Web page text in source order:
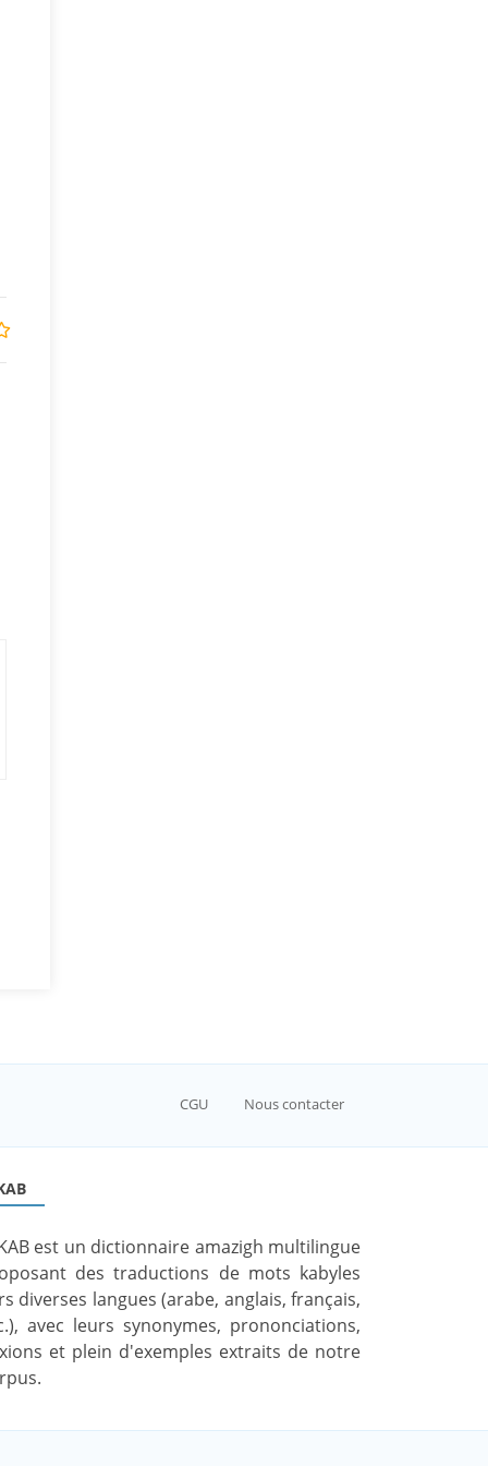
CGU Nous contacter
est un dictionnaire amazigh multilingue
des traductions de mots kabyles
diverses langues (arabe, anglais, français,
avec leurs synonymes, prononciations,
et plein d'exemples extraits de notre